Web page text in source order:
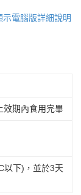
示電腦版詳細說明
效期內食用完畢
以下)，並於3天